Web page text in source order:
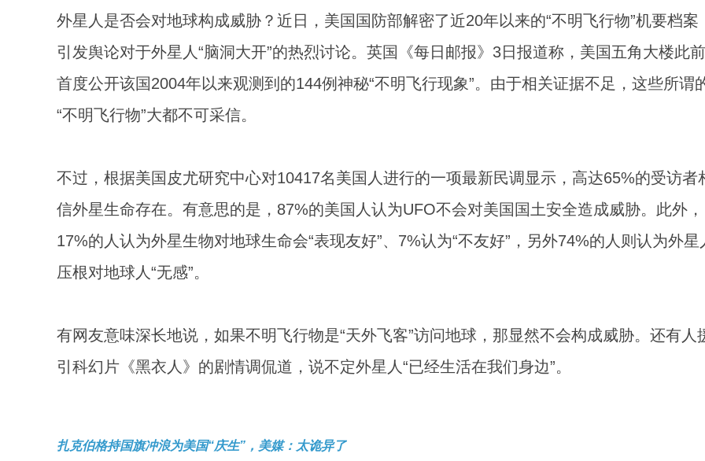
外星人是否会对地球构成威胁？近日，美国国防部解密了近20年以来的“不明飞行物”机要档案
引发舆论对于外星人“脑洞大开”的热烈讨论。英国《每日邮报》3日报道称，美国五角大楼此前
首度公开该国2004年以来观测到的144例神秘“不明飞行现象”。由于相关证据不足，这些所谓
“不明飞行物”大都不可采信。
不过，根据美国皮尤研究中心对10417名美国人进行的一项最新民调显示，高达65%的受访者
信外星生命存在。有意思的是，87%的美国人认为UFO不会对美国国土安全造成威胁。此外，
17%的人认为外星生物对地球生命会“表现友好”、7%认为“不友好”，另外74%的人则认为外星
压根对地球人“无感”。
有网友意味深长地说，如果不明飞行物是“天外飞客”访问地球，那显然不会构成威胁。还有人
引科幻片《黑衣人》的剧情调侃道，说不定外星人“已经生活在我们身边”。
扎克伯格持国旗冲浪为美国“庆生”，美媒：太诡异了